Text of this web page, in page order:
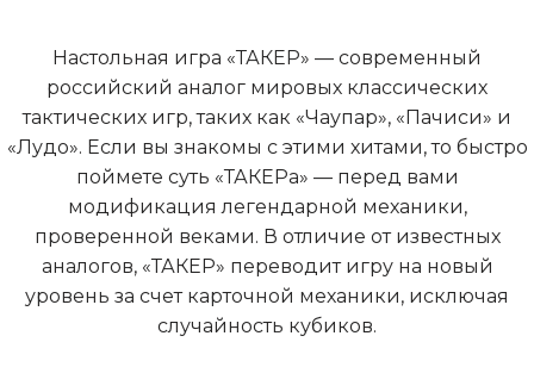
Настольная игра «ТАКЕР» — современный
российский аналог мировых классических
тактических игр, таких как «Чаупар», «Пачиси» и
«Лудо». Если вы знакомы с этими хитами, то быстро
поймете суть «ТАКЕРа» — перед вами
модификация легендарной механики,
проверенной веками. В отличие от известных
аналогов, «ТАКЕР» переводит игру на новый
уровень за счет карточной механики, исключая
случайность кубиков.